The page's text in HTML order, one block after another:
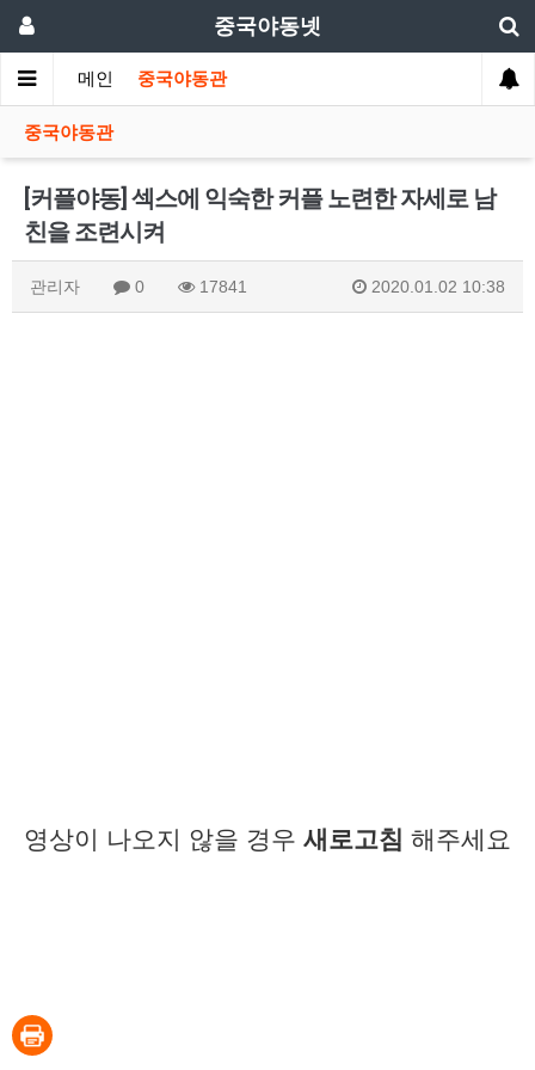
중국야동넷
메인 중국야동관
중국야동관
[커플야동] 섹스에 익숙한 커플 노련한 자세로 남
친을 조련시켜
관리자 0 17841 2020.01.02 10:38
영상이 나오지 않을 경우 새로고침 해주세요